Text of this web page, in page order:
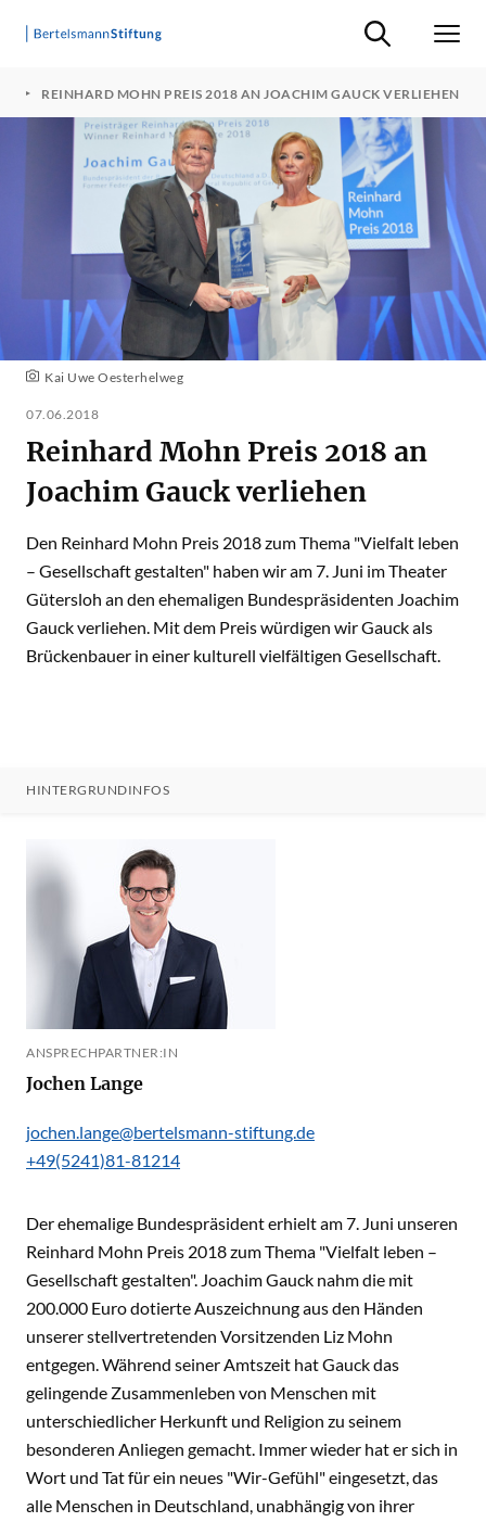
Suche ein-/
REINHARD MOHN PREIS 2018 AN JOACHIM GAUCK VERLIEHEN
Kai Uwe Oesterhelweg
07.06.2018
Reinhard Mohn Preis 2018 an
Joachim Gauck verliehen
Den Reinhard Mohn Preis 2018 zum Thema "Vielfalt leben
– Gesellschaft gestalten" haben wir am 7. Juni im Theater
Gütersloh an den ehemaligen Bundespräsidenten Joachim
Gauck verliehen. Mit dem Preis würdigen wir Gauck als
Brückenbauer in einer kulturell vielfältigen Gesellschaft.
HINTERGRUNDINFOS
ANSPRECHPARTNER:IN
Jochen Lange
jochen.lange@bertelsmann-stiftung.de
+49(5241)81-81214
Der ehemalige Bundespräsident erhielt am 7. Juni unseren
Reinhard Mohn Preis 2018 zum Thema "Vielfalt leben –
Gesellschaft gestalten". Joachim Gauck nahm die mit
200.000 Euro dotierte Auszeichnung aus den Händen
unserer stellvertretenden Vorsitzenden Liz Mohn
entgegen. Während seiner Amtszeit hat Gauck das
gelingende Zusammenleben von Menschen mit
unterschiedlicher Herkunft und Religion zu seinem
besonderen Anliegen gemacht. Immer wieder hat er sich in
Wort und Tat für ein neues "Wir-Gefühl" eingesetzt, das
alle Menschen in Deutschland, unabhängig von ihrer